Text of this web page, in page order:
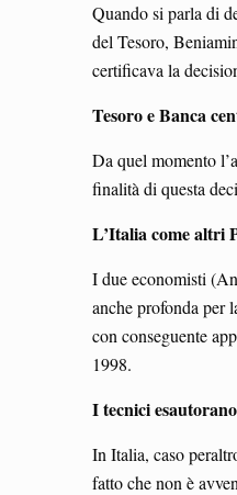
Quando si parla di
del Tesoro,
certificava la
Tesoro e Banca
Da quel momento
finalità di questa
L’Italia come altri
I due economisti
anche profonda per
con conseguente
1998.
I tecnici
In Italia, caso
fatto che non è